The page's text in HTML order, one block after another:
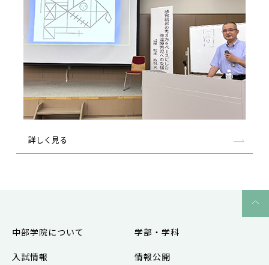
詳しく見る
中部学院について 学部・学科
入試情報 情報公開